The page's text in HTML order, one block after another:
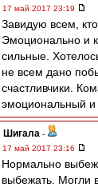
17 май 2017 23:19
Завидую всем,
Эмоционально и
сильные.
не всем дано
счастливчики.
эмоциональный и
Шигала -
17 май 2017 23:16
Нормально
выбежать. Могли